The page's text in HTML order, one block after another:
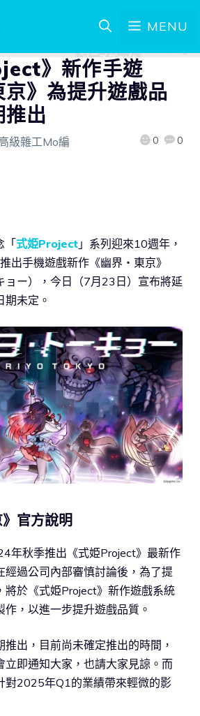
MENU
》新作手遊
京》為提升遊戲品
推出
級雜工Mo編 0 0
「式姫Project 」系列迎來10週年，
出手機遊戲新作《幽界・東京》
ョー），今日（7月23日）宣布將延
未定。
》官方說明
年秋季推出《式姫Project》最新作
經過公司內部審慎討論後，為了提
將於《式姫Project》新作遊戲系統
，以進一步提升遊戲品質。
出，目前尚未確定推出的時間，
立即通知大家，也請大家見諒。而
對2025年Q1的業績帶來輕微的影